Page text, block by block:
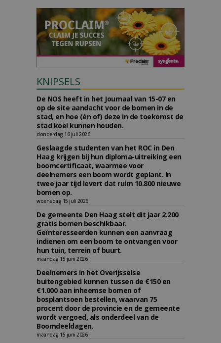
KNIPSELS
De NOS heeft in het Journaal van 15-07 en
op de site aandacht voor de bomen in de
stad, en hoe (én of) deze in de toekomst de
stad koel kunnen houden.
donderdag 16 juli 2026
Geslaagde studenten van het ROC in Den
Haag krijgen bij hun diploma-uitreiking een
boomcertificaat, waarmee voor
deelnemers een boom wordt geplant. In
twee jaar tijd levert dat ruim 10.800 nieuwe
bomen op.
woensdag 15 juli 2026
De gemeente Den Haag stelt dit jaar 2.200
gratis bomen beschikbaar.
Geïnteresseerden kunnen een aanvraag
indienen om een boom te ontvangen voor
hun tuin, terrein of buurt.
maandag 15 juni 2026
Deelnemers in het Overijsselse
buitengebied kunnen tussen de €150 en
€1.000 aan inheemse bomen of
bosplantsoen bestellen, waarvan 75
procent door de provincie en de gemeente
wordt vergoed, als onderdeel van de
Boomdeeldagen.
maandag 15 juni 2026